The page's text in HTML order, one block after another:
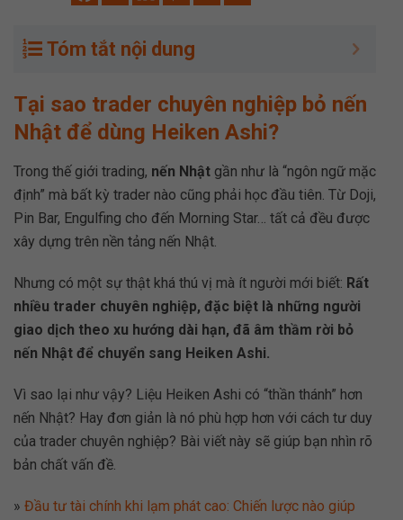
Tóm tắt nội dung
Tại sao trader chuyên nghiệp bỏ nến
Nhật để dùng Heiken Ashi?
Trong thế giới trading, nến Nhật gần như là “ngôn ngữ mặc
định” mà bất kỳ trader nào cũng phải học đầu tiên. Từ Doji,
Pin Bar, Engulfing cho đến Morning Star… tất cả đều được
xây dựng trên nền tảng nến Nhật.
Nhưng có một sự thật khá thú vị mà ít người mới biết: Rất
nhiều trader chuyên nghiệp, đặc biệt là những người
giao dịch theo xu hướng dài hạn, đã âm thầm rời bỏ
nến Nhật để chuyển sang Heiken Ashi.
Vì sao lại như vậy? Liệu Heiken Ashi có “thần thánh” hơn
nến Nhật? Hay đơn giản là nó phù hợp hơn với cách tư duy
của trader chuyên nghiệp? Bài viết này sẽ giúp bạn nhìn rõ
bản chất vấn đề.
» Đầu tư tài chính khi lạm phát cao: Chiến lược nào giúp